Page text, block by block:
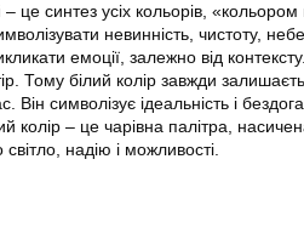
це синтез усіх кольорів, «кольором
невинність, чистоту,
емоції, залежно від
Тому білий колір завжди
символізує ідеальність і
колір – це чарівна палітра,
надію і можливості.